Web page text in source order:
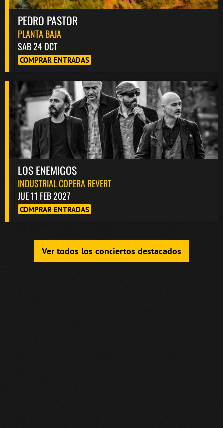
PEDRO PASTOR
PLANTA BAJA
SAB 24 OCT
COMPRAR ENTRADAS
LOS ENEMIGOS
INDUSTRIAL COPERA REVERT
JUE 11 FEB 2027
COMPRAR ENTRADAS
Ver todos los conciertos destacados